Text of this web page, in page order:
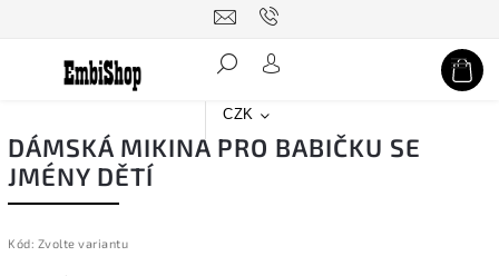
CZK
Hledat
DÁMSKÁ MIKINA PRO BABIČKU SE
JMÉNY DĚTÍ
Kód: Zvolte variantu